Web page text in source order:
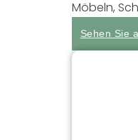
Möbeln,
Sehen Sie